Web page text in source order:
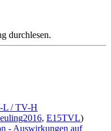
durchlesen.
L / TV-H
, E15TVL)
- Auswirkungen auf